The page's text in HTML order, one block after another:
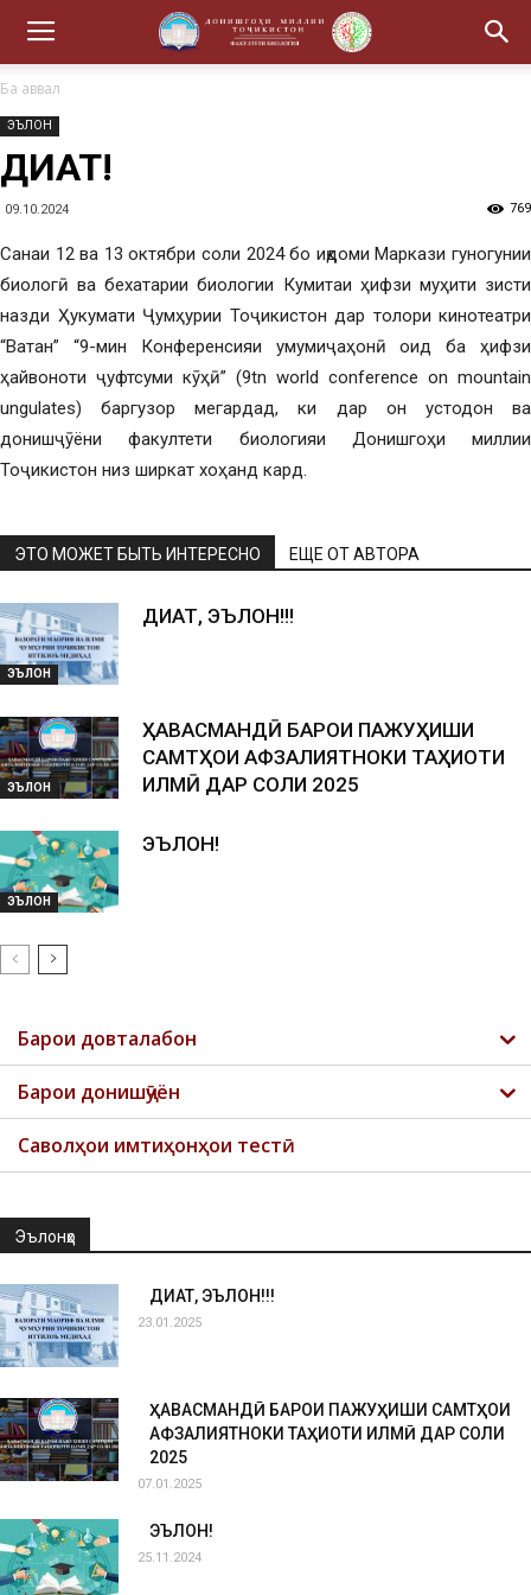
Ба аввал
ЭЪЛОН
ДИҚҚАТ!
09.10.2024 769
Санаи 12 ва 13 октябри соли 2024 бо иқдоми Маркази гуногунии
биологӣ ва бехатарии биологии Кумитаи ҳифзи муҳити зисти
назди Ҳукумати Ҷумҳурии Тоҷикистон дар толори кинотеатри
“Ватан” “9-мин Конференсияи умумиҷаҳонӣ оид ба ҳифзи
ҳайвоноти ҷуфтсуми кӯҳӣ” (9tn world conference on mountain
ungulates) баргузор мегардад, ки дар он устодон ва
донишҷӯёни факултети биологияи Донишгоҳи миллии
Тоҷикистон низ ширкат хоҳанд кард.
ЭТО МОЖЕТ БЫТЬ ИНТЕРЕСНО ЕЩЕ ОТ АВТОРА
ЭЪЛОН
ДИҚҚАТ, ЭЪЛОН!!!
ЭЪЛОН
ҲАВАСМАНДӢ БАРОИ ПАЖУҲИШИ
САМТҲОИ АФЗАЛИЯТНОКИ ТАҲҚИҚОТИ
ИЛМӢ ДАР СОЛИ 2025
ЭЪЛОН
ЭЪЛОН!
Барои довталабон
Барои донишҷӯён
Саволҳои имтиҳонҳои тестӣ
Эълонҳо
ДИҚҚАТ, ЭЪЛОН!!!
23.01.2025
ҲАВАСМАНДӢ БАРОИ ПАЖУҲИШИ САМТҲОИ
АФЗАЛИЯТНОКИ ТАҲҚИҚОТИ ИЛМӢ ДАР СОЛИ
2025
07.01.2025
ЭЪЛОН!
25.11.2024